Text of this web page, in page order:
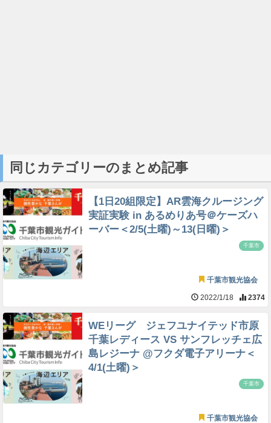
同じカテゴリーのまとめ記事
【1日20組限定】AR雲海クルージング
実証実験 in あるめりあ号＠ケーズハ
ーバー＜2/5(土曜)～13(日曜)＞
千葉市
千葉市観光協会
2022/1/18 2374
WEリーグ ジェフユナイテッド市原
千葉レディース VS サンフレッチェ広
島レジーナ @フクダ電子アリーナ＜
4/1(土曜)＞
千葉市
千葉市観光協会